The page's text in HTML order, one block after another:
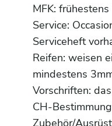
MFK:
Service:
Serviceheft
Reifen: weisen
mindestens
Vorschriften:
CH-
Zubehör/